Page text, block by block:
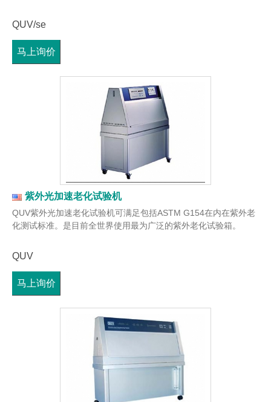
QUV/se
马上询价
紫外光加速老化试验机
QUV紫外光加速老化试验机可满足包括ASTM G154在内在紫外老
化测试标准。是目前全世界使用最为广泛的紫外老化试验箱。
QUV
马上询价